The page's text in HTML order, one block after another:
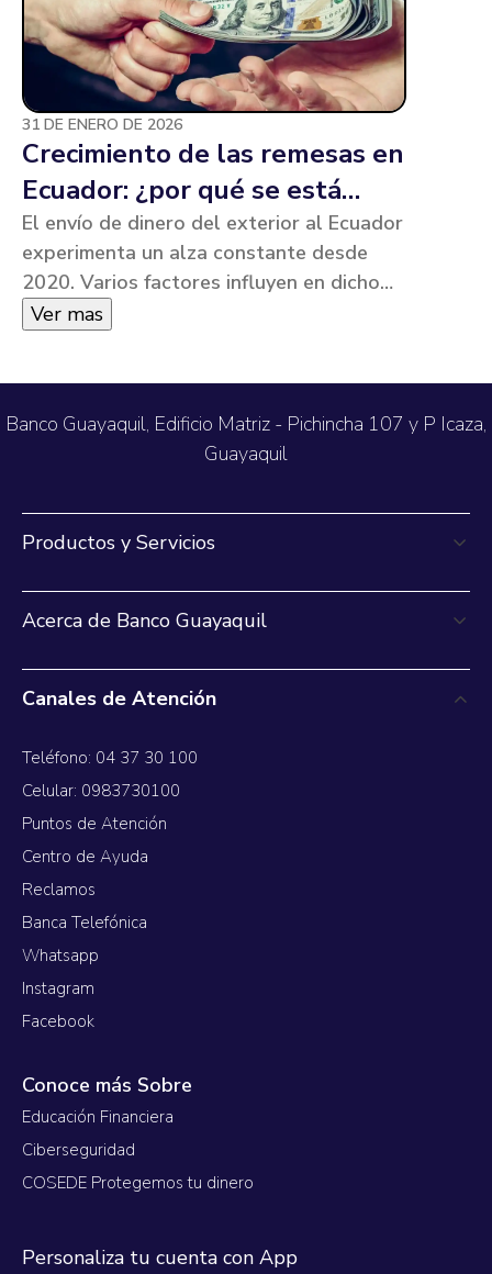
31 DE ENERO DE 2026
Crecimiento de las remesas en
Ecuador: ¿por qué se está
prefiriendo más a los bancos
que a las remesedoras?
El envío de dinero del exterior al Ecuador
experimenta un alza constante desde
2020. Varios factores influyen en dicho
incremento, así como también en la
Ver mas
Banco Guayaquil, Edificio Matriz - Pichincha 107 y P Icaza,
Guayaquil
Productos y Servicios
Acerca de Banco Guayaquil
Canales de Atención
Teléfono: 04 37 30 100
Celular: 0983730100
Puntos de Atención
Centro de Ayuda
Reclamos
Banca Telefónica
Whatsapp
Instagram
Facebook
Conoce más Sobre
Educación Financiera
Ciberseguridad
COSEDE Protegemos tu dinero
Personaliza tu cuenta con App